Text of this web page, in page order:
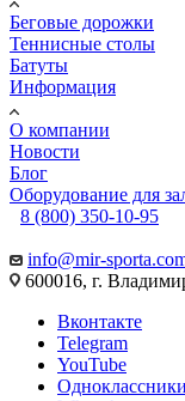
Беговые дорожки
Теннисные столы
Батуты
Информация
О компании
Новости
Блог
Оборудование для
8 (800) 350-10-95
info@mir-
600016, г.
Вконтакте
Telegram
YouTube
Одноклассники